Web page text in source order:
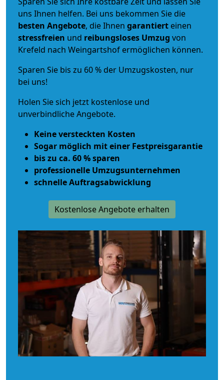
uns Ihnen helfen. Bei uns bekommen Sie die
besten Angebote, die Ihnen garantiert einen
stressfreien und reibungsloses Umzug von
Krefeld nach Weingartshof ermöglichen können.
Sparen Sie bis zu 60 % der Umzugskosten, nur
bei uns!
Holen Sie sich jetzt kostenlose und
unverbindliche Angebote.
Keine versteckten Kosten
Sogar möglich mit einer Festpreisgarantie
bis zu ca. 60 % sparen
professionelle Umzugsunternehmen
schnelle Auftragsabwicklung
Kostenlose Angebote erhalten